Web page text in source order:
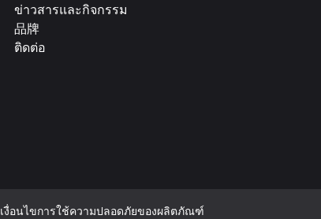
ข่าวสารและกิจกรรม
品牌
ติดต่อ
เงื่อนไขการใช้ความปลอดภัยของผลิตภัณฑ์